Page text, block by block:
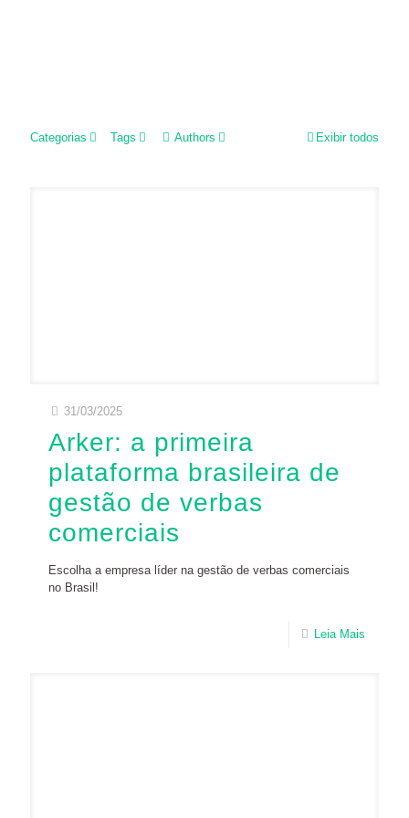
Categorias Tags Authors Exibir todos
31/03/2025
Arker: a primeira
plataforma brasileira de
gestão de verbas
comerciais
Escolha a empresa líder na gestão de verbas
comerciais no Brasil!
Leia Mais